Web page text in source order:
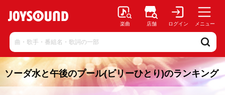
楽曲 店舗 ログイン メニュー
ソーダ水と午後のプール(ビリーひとり)のランキング